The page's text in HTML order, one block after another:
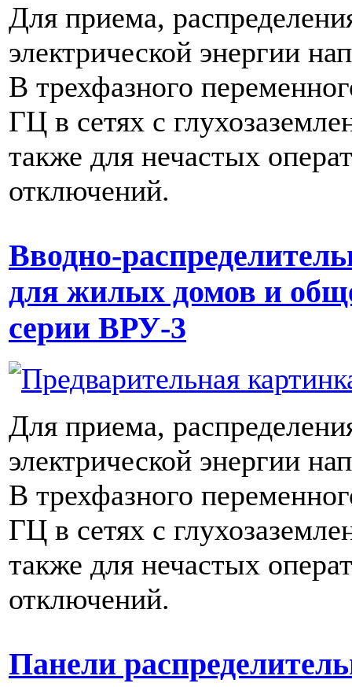
Для приема,
электрической энергии
В трехфазного
ГЦ в сетях с
также для нечастых
отключений.
Вводно-
для жилых домов и
серии ВРУ-3
Для приема,
электрической энергии
В трехфазного
ГЦ в сетях с
также для нечастых
отключений.
Панели